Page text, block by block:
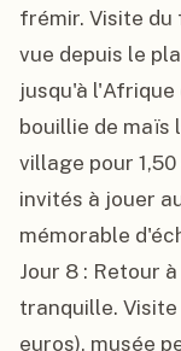
frémir. Visite
vue depuis le
jusqu'à l'Afrique
bouillie de maïs
village pour
invités à jouer
mémorable
Jour 8 : Retour
tranquille.
euros), musée